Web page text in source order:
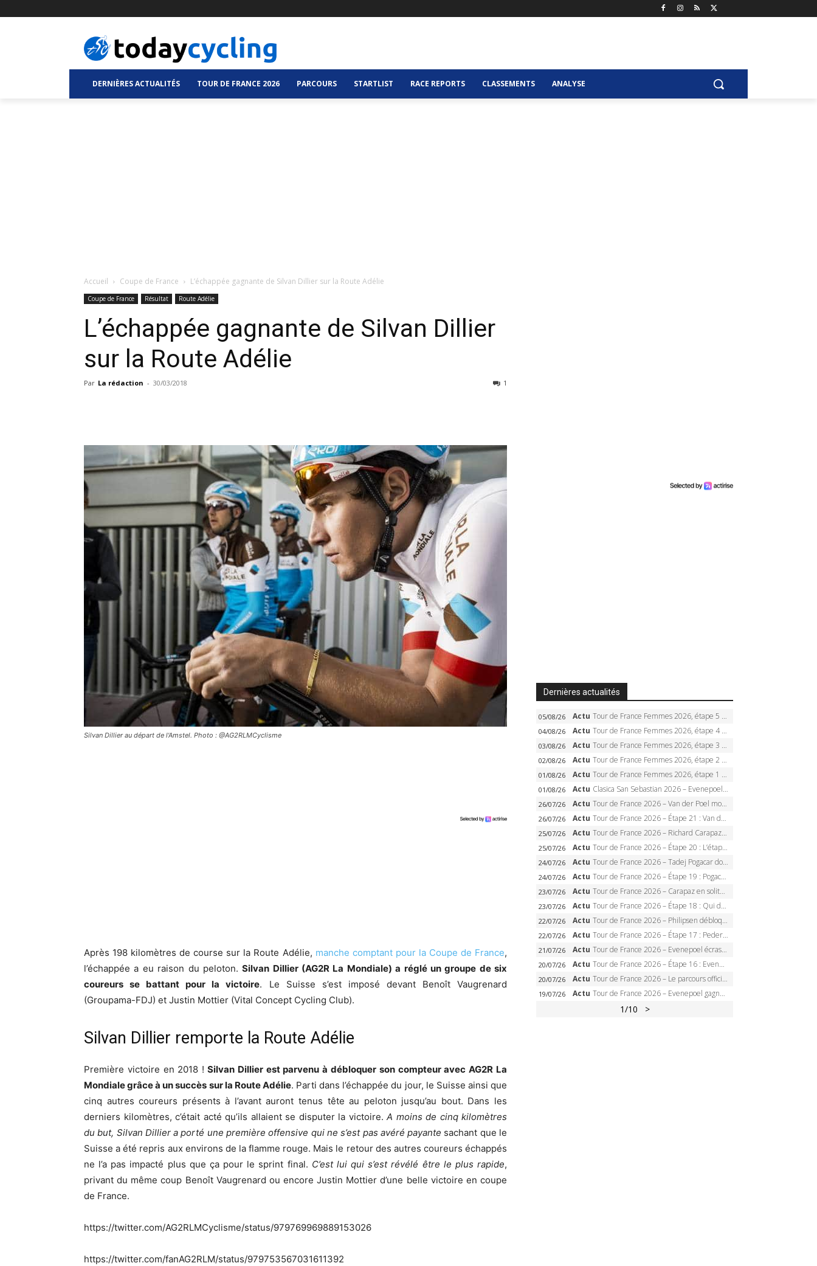
DERNIÈRES ACTUALITÉS TOUR DE FRANCE 2026 PARCOURS STARTLIST RACE REPORTS CLASSEMENTS ANALYSE
Accueil Coupe de France L’échappée gagnante de Silvan Dillier sur la Route Adélie
Coupe de France Résultat Route Adélie
L’échappée gagnante de Silvan Dillier
sur la Route Adélie
Par La rédaction - 30/03/2018 1
Silvan Dillier au départ de l'Amstel. Photo : @AG2RLMCyclisme
Après 198 kilomètres de course sur la Route Adélie, manche comptant pour la Coupe de France,
l’échappée a eu raison du peloton.Silvan Dillier (AG2R La Mondiale) a réglé un groupe de six
coureurs se battant pour la victoire. Le Suisse s’est imposé devant Benoît Vaugrenard
(Groupama-FDJ) et Justin Mottier (Vital Concept Cycling Club).
Silvan Dillier remporte la Route Adélie
Première victoire en 2018 ! Silvan Dillier est parvenu à débloquer son compteur avec AG2R La
Mondiale grâce à un succès sur la Route Adélie. Parti dans l’échappée du jour, le Suisse ainsi que
cinq autres coureurs présents à l’avant auront tenus tête au peloton jusqu’au bout. Dans les
derniers kilomètres, c’était acté qu’ils allaient se disputer la victoire. A moins de cinq kilomètres
du but, Silvan Dillier a porté une première offensive qui ne s’est pas avéré payante sachant que le
Suisse a été repris aux environs de la flamme rouge. Mais le retour des autres coureurs échappés
ne l’a pas impacté plus que ça pour le sprint final. C’est lui qui s’est révélé être le plus rapide,
privant du même coup Benoît Vaugrenard ou encore Justin Mottier d’une belle victoire en coupe
de France.
https://twitter.com/AG2RLMCyclisme/status/979769969889153026
https://twitter.com/fanAG2RLM/status/979753567031611392
Dernières actualités
05/08/26 Actu Tour de France Femmes 2026, étape 5 – Demi Vollering gagne à Belleville, Reusser en jaune, Ferrand-Prévot coule
04/08/26 Actu Tour de France Femmes 2026, étape 4 – Marlen Reusser écrase le chrono, Ferrand-Prévot en crise
03/08/26 Actu Tour de France Femmes 2026, étape 3 – Sigrid Haugset en solitaire, 88 km d’échappée, maillot jaune
02/08/26 Actu Tour de France Femmes 2026, étape 2 – Lorena Wiebes doublé à Genève, Markus héroïque, 7e record
01/08/26 Actu Tour de France Femmes 2026, étape 1 – Lorena Wiebes intouchable à Lausanne, premier maillot jaune
01/08/26 Actu Clasica San Sebastian 2026 – Evenepoel recordman, 4e victoire, Carapaz battu au sprint
26/07/26 Actu Tour de France 2026 – Van der Poel monumental à Paris, Pogacar égale le record des cinq sacres
26/07/26 Actu Tour de France 2026 – Étape 21 : Van der Poel, Pogacar, qui succédera à Wout van Aert sur les Champs-Elysées ?
25/07/26 Actu Tour de France 2026 – Richard Carapaz roi des Alpes, doublé et maillot à pois, Seixas perd le podium
25/07/26 Actu Tour de France 2026 – Étape 20 : L’étape reine, Galibier, Sarenne, Alpe d’Huez, qui succédera à Pogacar ?
24/07/26 Actu Tour de France 2026 – Tadej Pogacar dompte l’Alpe d’Huez, 5e victoire, record de Pantani pulvérisé
24/07/26 Actu Tour de France 2026 – Étape 19 : Pogacar peut-il enfin dompter l’Alpe d’Huez ?
23/07/26 Actu Tour de France 2026 – Carapaz en solitaire à Orcières-Merlette, Paret-Peintre à un point du maillot à pois
23/07/26 Actu Tour de France 2026 – Étape 18 : Qui domptera Orcières-Merlette, première marche vers l’Alpe d’Huez ?
22/07/26 Actu Tour de France 2026 – Philipsen débloque son compteur à Voiron, Pedersen en danger pour le maillot vert
22/07/26 Actu Tour de France 2026 – Étape 17 : Pedersen peut-il verrouiller le maillot vert à Voiron ?
21/07/26 Actu Tour de France 2026 – Evenepoel écrase le chrono d’Évian, Seixas 4e, Lipowitz abandonne
20/07/26 Actu Tour de France 2026 – Étape 16 : Evenepoel, Pogacar, Ganna… qui domptera le chrono d’Évian pour redessiner le podium ?
20/07/26 Actu Tour de France 2026 – Le parcours officiel complet : 21 étapes, profils, carte et dates
19/07/26 Actu Tour de France 2026 – Evenepoel gagne à Solaison, Vingegaard abandonne, Pogacar toujours en jaune
1/10 >